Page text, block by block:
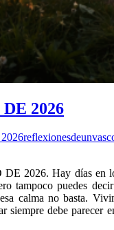
2026
2026. Hay días en
tampoco puedes
calma no basta.
siempre debe parecer